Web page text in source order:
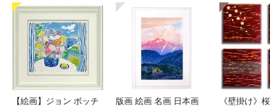
【絵画】ジョン ボッチ
版画 絵画 名画 日本画
《壁掛け》